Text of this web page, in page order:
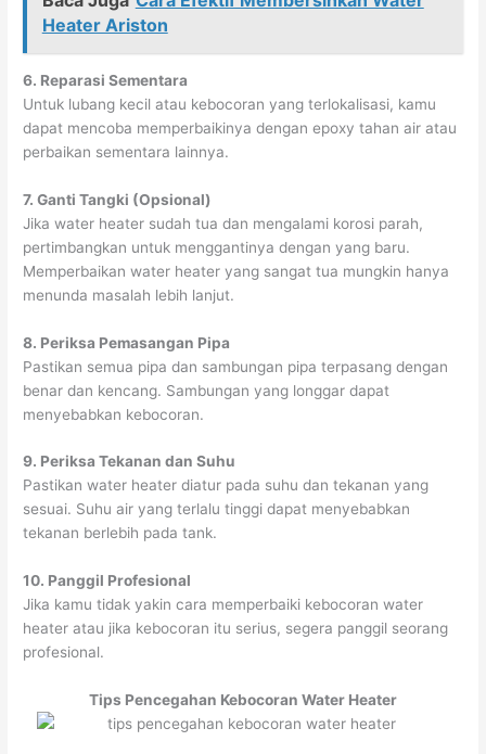
Heater Ariston
6. Reparasi Sementara
Untuk lubang kecil atau kebocoran yang terlokalisasi, kamu
dapat mencoba memperbaikinya dengan epoxy tahan air atau
perbaikan sementara lainnya.
7. Ganti Tangki (Opsional)
Jika water heater sudah tua dan mengalami korosi parah,
pertimbangkan untuk menggantinya dengan yang baru.
Memperbaikan water heater yang sangat tua mungkin hanya
menunda masalah lebih lanjut.
8. Periksa Pemasangan Pipa
Pastikan semua pipa dan sambungan pipa terpasang dengan
benar dan kencang. Sambungan yang longgar dapat
menyebabkan kebocoran.
9. Periksa Tekanan dan Suhu
Pastikan water heater diatur pada suhu dan tekanan yang
sesuai. Suhu air yang terlalu tinggi dapat menyebabkan
tekanan berlebih pada tank.
10. Panggil Profesional
Jika kamu tidak yakin cara memperbaiki kebocoran water
heater atau jika kebocoran itu serius, segera panggil seorang
profesional.
Tips Pencegahan Kebocoran Water Heater